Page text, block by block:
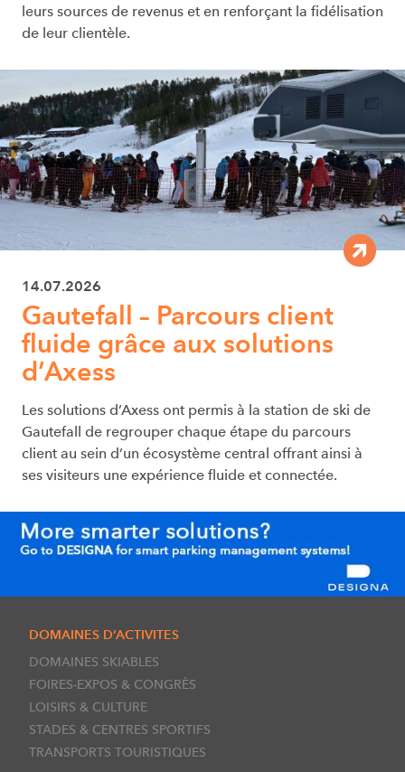
leurs sources de revenus et en renforçant la fidélisation
de leur clientèle.
14.07.2026
Gautefall – Parcours client
fluide grâce aux solutions
d’Axess
Les solutions d’Axess ont permis à la station de ski de
Gautefall de regrouper chaque étape du parcours
client au sein d’un écosystème central offrant ainsi à
ses visiteurs une expérience fluide et connectée.
DOMAINES D’ACTIVITES
DOMAINES SKIABLES
FOIRES-EXPOS & CONGRÈS
LOISIRS & CULTURE
STADES & CENTRES SPORTIFS
TRANSPORTS TOURISTIQUES